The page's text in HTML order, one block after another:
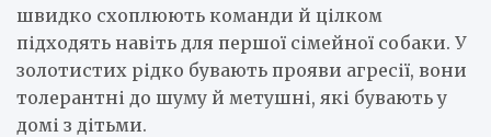
швидко схоплюють команди й цілком
підходять навіть для першої сімейної собаки. У
золотистих рідко бувають прояви агресії, вони
толерантні до шуму й метушні, які бувають у
домі з дітьми.